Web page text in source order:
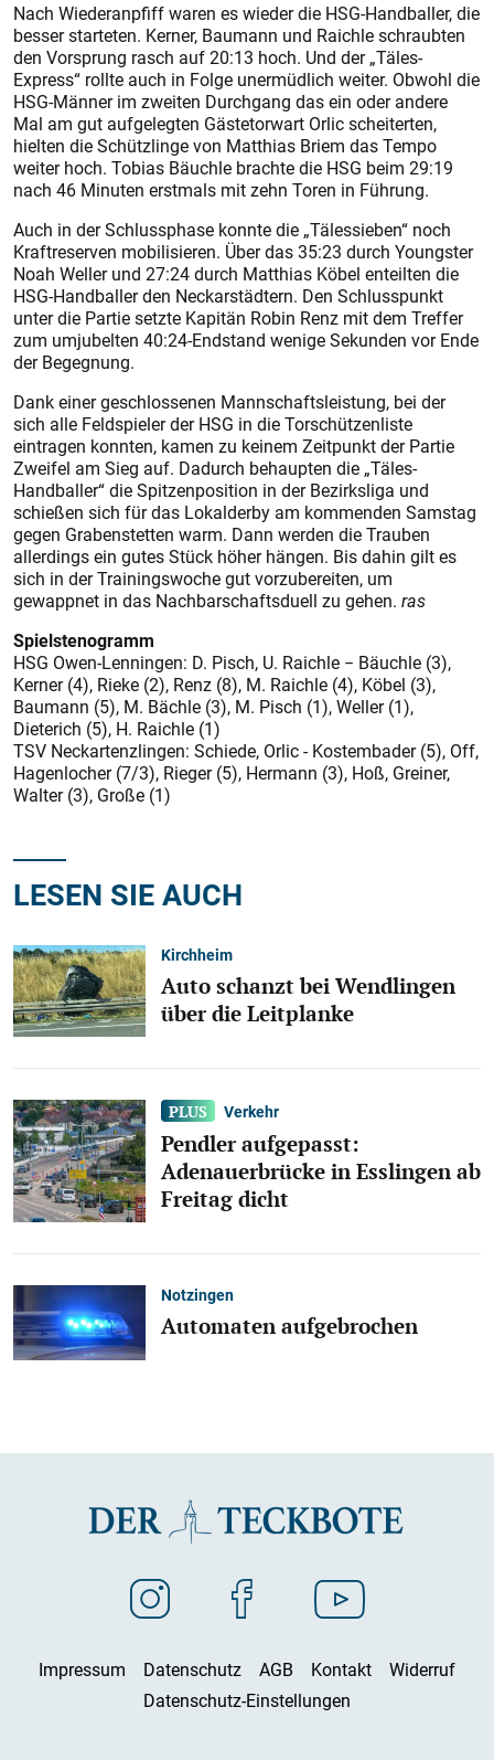
Nach Wiederanpfiff waren es wieder die HSG-Handballer, die
besser starteten. Kerner, Baumann und Raichle schraubten
den Vorsprung rasch auf 20:13 hoch. Und der „Täles-
Express“ rollte auch in Folge unermüdlich weiter. Obwohl die
HSG-Männer im zweiten Durchgang das ein oder andere
Mal am gut aufgelegten Gästetorwart Orlic scheiterten,
hielten die Schützlinge von Matthias Briem das Tempo
weiter hoch. Tobias Bäuchle brachte die HSG beim 29:19
nach 46 Minuten erstmals mit zehn Toren in Führung.
Auch in der Schlussphase konnte die „Tälessieben“ noch
Kraftreserven mobilisieren. Über das 35:23 durch Youngster
Noah Weller und 27:24 durch Matthias Köbel enteilten die
HSG-Handballer den Neckarstädtern. Den Schlusspunkt
unter die Partie setzte Kapitän Robin Renz mit dem Treffer
zum umjubelten 40:24-Endstand wenige Sekunden vor Ende
der Begegnung.
Dank einer geschlossenen Mannschaftsleistung, bei der
sich alle Feldspieler der HSG in die Torschützenliste
eintragen konnten, kamen zu keinem Zeitpunkt der Partie
Zweifel am Sieg auf. Dadurch behaupten die „Täles-
Handballer“ die Spitzenposition in der Bezirksliga und
schießen sich für das Lokalderby am kommenden Samstag
gegen Grabenstetten warm. Dann werden die Trauben
allerdings ein gutes Stück höher hängen. Bis dahin gilt es
sich in der Trainingswoche gut vorzubereiten, um
gewappnet in das Nachbarschaftsduell zu gehen. ras
Spielstenogramm
HSG Owen-Lenningen: D. Pisch, U. Raichle − Bäuchle (3),
Kerner (4), Rieke (2), Renz (8), M. Raichle (4), Köbel (3),
Baumann (5), M. Bächle (3), M. Pisch (1), Weller (1),
Dieterich (5), H. Raichle (1)
TSV Neckartenzlingen: Schiede, Orlic - Kostembader (5), Off,
Hagenlocher (7/3), Rieger (5), Hermann (3), Hoß, Greiner,
Walter (3), Große (1)
LESEN SIE AUCH
Kirchheim
Auto schanzt bei Wendlingen
über die Leitplanke
Verkehr
Pendler aufgepasst:
Adenauerbrücke in Esslingen ab
Freitag dicht
Notzingen
Automaten aufgebrochen
Impressum Datenschutz AGB Kontakt
Widerruf
Datenschutz-Einstellungen